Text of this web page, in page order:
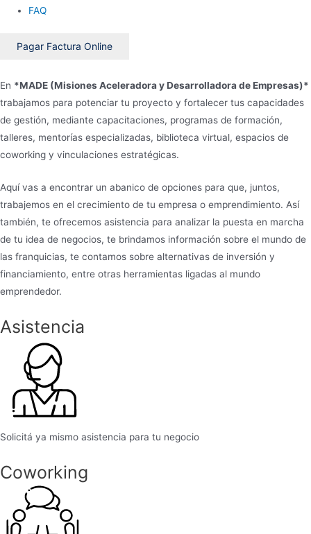
FAQ
Pagar Factura Online
En *MADE (Misiones Aceleradora y Desarrolladora de Empresas)*
trabajamos para potenciar tu proyecto y fortalecer tus capacidades
de gestión, mediante capacitaciones, programas de formación,
talleres, mentorías especializadas, biblioteca virtual, espacios de
coworking y vinculaciones estratégicas.
Aquí vas a encontrar un abanico de opciones para que, juntos,
trabajemos en el crecimiento de tu empresa o emprendimiento. Así
también, te ofrecemos asistencia para analizar la puesta en marcha
de tu idea de negocios, te brindamos información sobre el mundo de
las franquicias, te contamos sobre alternativas de inversión y
financiamiento, entre otras herramientas ligadas al mundo
emprendedor.
Asistencia
Solicitá ya mismo asistencia para tu negocio
Coworking